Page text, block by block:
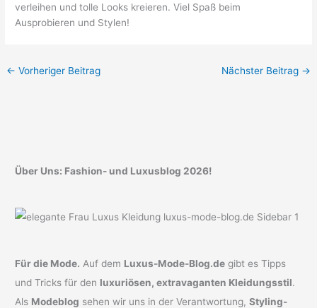
verleihen und tolle Looks kreieren. Viel Spaß beim
Ausprobieren und Stylen!
← Vorheriger Beitrag Nächster Beitrag →
Über Uns: Fashion- und Luxusblog 2026!
Für die Mode. Auf dem Luxus-Mode-Blog.de gibt es Tipps
und Tricks für den luxuriösen, extravaganten Kleidungsstil.
Als Modeblog sehen wir uns in der Verantwortung,Styling-